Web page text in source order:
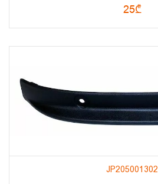
25₾
JP205001302